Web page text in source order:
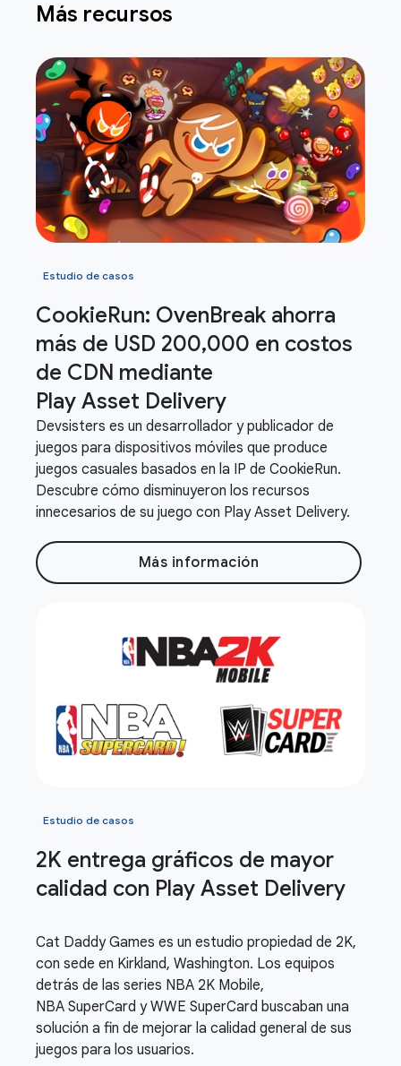
Más recursos
Estudio de casos
CookieRun: OvenBreak ahorra
más de USD 200,000 en costos
de CDN mediante
Play Asset Delivery
Devsisters es un desarrollador y publicador de
juegos para dispositivos móviles que produce
juegos casuales basados en la IP de CookieRun.
Descubre cómo disminuyeron los recursos
innecesarios de su juego con Play Asset Delivery.
Más información
Estudio de casos
2K entrega gráficos de mayor
calidad con Play Asset Delivery
Cat Daddy Games es un estudio propiedad de 2K,
con sede en Kirkland, Washington. Los equipos
detrás de las series NBA 2K Mobile,
NBA SuperCard y WWE SuperCard buscaban una
solución a fin de mejorar la calidad general de sus
juegos para los usuarios.